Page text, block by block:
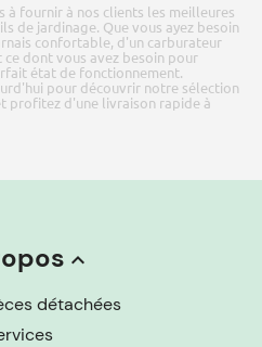
à fournir à nos clients les meilleures
de jardinage. Que vous ayez besoin
confortable, d'un carburateur
dont vous avez besoin pour
état de fonctionnement.
pour découvrir notre sélection
profitez d'une livraison rapide à
keyboard_arrow_up
détachées